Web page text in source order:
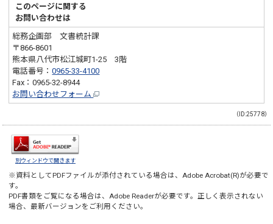
このページに関する
お問い合わせは
総務企画部 文書統計課
〒866-8601
熊本県八代市松江城町1-25 3階
電話番号：0965-33-4100
Fax：0965-32-8944
お問い合わせフォーム
（ID:25778）
別ウィンドウで開きます
※資料としてPDFファイルが添付されている場合は、Adobe Acrobat(R)が必要で
す。
PDF書類をご覧になる場合は、Adobe Readerが必要です。正しく表示されない
場合、最新バージョンをご利用ください。